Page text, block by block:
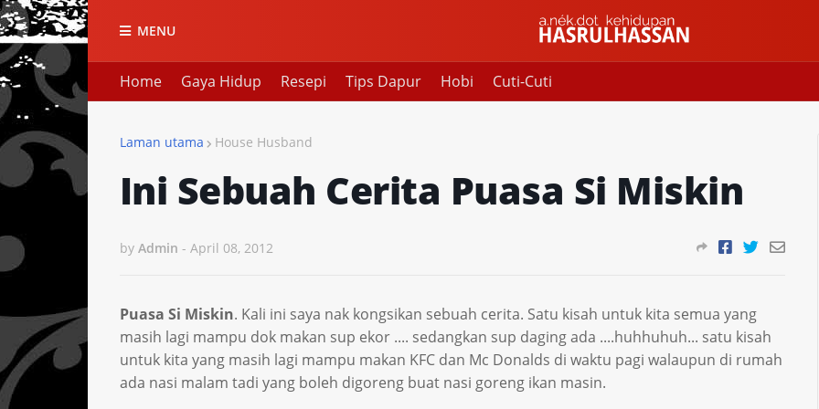
MENU
Home Gaya Hidup Resepi Tips Dapur Hobi Cuti-Cuti
Laman utama House Husband
Ini Sebuah Cerita Puasa Si Miskin
by Admin - April 08, 2012
Puasa Si Miskin. Kali ini saya nak kongsikan sebuah cerita. Satu kisah untuk kita semua yang
masih lagi mampu dok makan sup ekor .... sedangkan sup daging ada ....huhhuhuh... satu kisah
untuk kita yang masih lagi mampu makan KFC dan Mc Donalds di waktu pagi walaupun di rumah
ada nasi malam tadi yang boleh digoreng buat nasi goreng ikan masin.